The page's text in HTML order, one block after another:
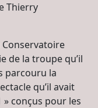
Thierry
Conservatoire
de la troupe qu’il
parcouru la
qu’il avait
» conçus pour les